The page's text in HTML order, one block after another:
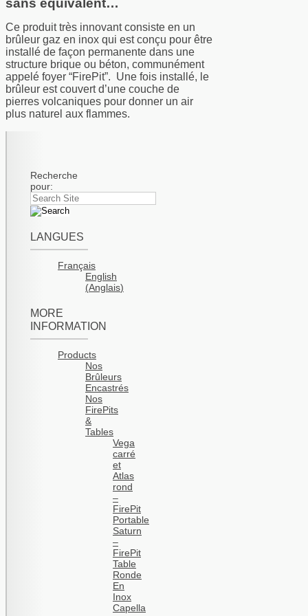
sans équivalent…
Ce produit très innovant consiste en un
brûleur gaz en inox qui est conçu pour être
installé de façon permanente dans une
structure brique ou béton, communément
appelé foyer “FirePit”. Une fois installé, le
brûleur est couvert d’une couche de
pierres volcaniques pour donner un air
plus naturel aux flammes.
Recherche
pour:
LANGUES
Français
English
(Anglais)
MORE
INFORMATION
Products
Nos
Brûleurs
Encastrés
Nos
FirePits
&
Tables
Vega
carré
et
Atlas
rond
–
FirePit
Portable
Saturn
–
FirePit
Table
Ronde
En
Inox
Capella